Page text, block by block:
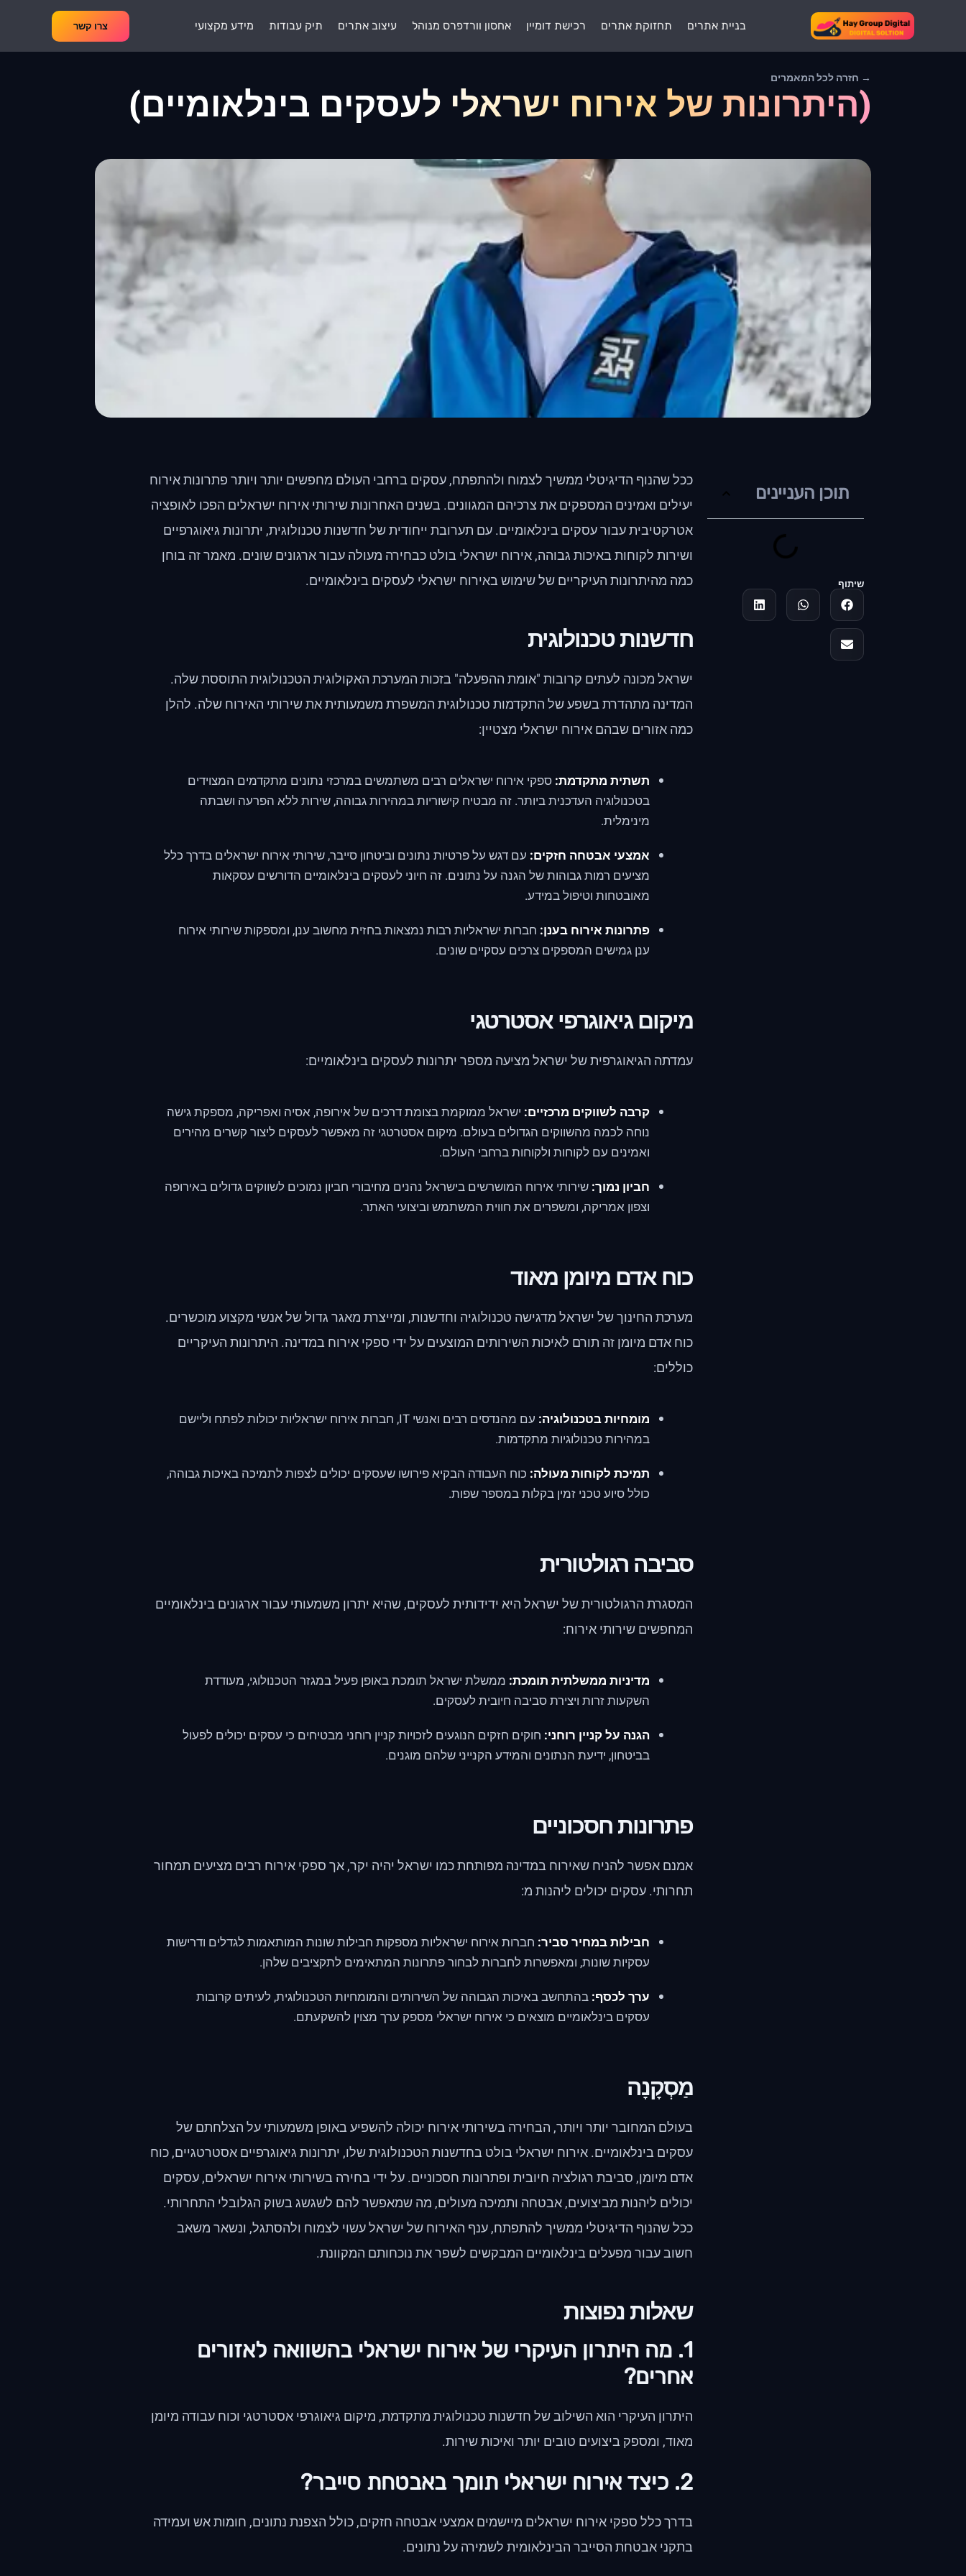
בניית אתרים תחזוקת אתרים רכישת דומיין אחסון וורדפרס מנוהל עיצוב אתרים תיק עבודות מידע מקצועי צרו קשר
→ חזרה לכל המאמרים
(היתרונות של אירוח ישראלי לעסקים בינלאומיים)
תוכן העניינים
שיתוף
ככל שהנוף הדיגיטלי ממשיך לצמוח ולהתפתח, עסקים ברחבי העולם מחפשים יותר ויותר פתרונות אירוח
יעילים ואמינים המספקים את צרכיהם המגוונים. בשנים האחרונות שירותי אירוח ישראלים הפכו לאופציה
אטרקטיבית עבור עסקים בינלאומיים. עם תערובת ייחודית של חדשנות טכנולוגית, יתרונות גיאוגרפיים
ושירות לקוחות באיכות גבוהה, אירוח ישראלי בולט כבחירה מעולה עבור ארגונים שונים. מאמר זה בוחן
כמה מהיתרונות העיקריים של שימוש באירוח ישראלי לעסקים בינלאומיים.
חדשנות טכנולוגית
ישראל מכונה לעתים קרובות "אומת ההפעלה" בזכות המערכת האקולוגית הטכנולוגית התוססת שלה.
המדינה מתהדרת בשפע של התקדמות טכנולוגית המשפרת משמעותית את שירותי האירוח שלה. להלן
כמה אזורים שבהם אירוח ישראלי מצטיין:
תשתית מתקדמת: ספקי אירוח ישראלים רבים משתמשים במרכזי נתונים מתקדמים המצוידים
בטכנולוגיה העדכנית ביותר. זה מבטיח קישוריות במהירות גבוהה, שירות ללא הפרעה ושבתה
מינימלית.
אמצעי אבטחה חזקים: עם דגש על פרטיות נתונים וביטחון סייבר, שירותי אירוח ישראלים בדרך כלל
מציעים רמות גבוהות של הגנה על נתונים. זה חיוני לעסקים בינלאומיים הדורשים עסקאות
מאובטחות וטיפול במידע.
פתרונות אירוח בענן: חברות ישראליות רבות נמצאות בחזית מחשוב ענן, ומספקות שירותי אירוח
ענן גמישים המספקים צרכים עסקיים שונים.
מיקום גיאוגרפי אסטרטגי
עמדתה הגיאוגרפית של ישראל מציעה מספר יתרונות לעסקים בינלאומיים:
קרבה לשווקים מרכזיים: ישראל ממוקמת בצומת דרכים של אירופה, אסיה ואפריקה, מספקת גישה
נוחה לכמה מהשווקים הגדולים בעולם. מיקום אסטרטגי זה מאפשר לעסקים ליצור קשרים מהירים
ואמינים עם לקוחות ולקוחות ברחבי העולם.
חביון נמוך: שירותי אירוח המושרשים בישראל נהנים מחיבורי חביון נמוכים לשווקים גדולים באירופה
וצפון אמריקה, ומשפרים את חווית המשתמש וביצועי האתר.
כוח אדם מיומן מאוד
מערכת החינוך של ישראל מדגישה טכנולוגיה וחדשנות, ומייצרת מאגר גדול של אנשי מקצוע מוכשרים.
כוח אדם מיומן זה תורם לאיכות השירותים המוצעים על ידי ספקי אירוח במדינה. היתרונות העיקריים
כוללים:
מומחיות בטכנולוגיה:
עם מהנדסים רבים ואנשי IT, חברות אירוח ישראליות יכולות לפתח וליישם
במהירות טכנולוגיות מתקדמות.
תמיכת לקוחות מעולה: כוח העבודה הבקיא פירושו שעסקים יכולים לצפות לתמיכה באיכות גבוהה,
כולל סיוע טכני זמין בקלות במספר שפות.
סביבה רגולטורית
המסגרת הרגולטורית של ישראל היא ידידותית לעסקים, שהיא יתרון משמעותי עבור ארגונים בינלאומיים
המחפשים שירותי אירוח:
מדיניות ממשלתית תומכת: ממשלת ישראל תומכת באופן פעיל במגזר הטכנולוגי, מעודדת
השקעות זרות ויצירת סביבה חיובית לעסקים.
הגנה על קניין רוחני: חוקים חזקים הנוגעים לזכויות קניין רוחני מבטיחים כי עסקים יכולים לפעול
בביטחון, ידיעת הנתונים והמידע הקנייני שלהם מוגנים.
פתרונות חסכוניים
אמנם אפשר להניח שאירוח במדינה מפותחת כמו ישראל יהיה יקר, אך ספקי אירוח רבים מציעים תמחור
תחרותי. עסקים יכולים ליהנות מ:
חבילות במחיר סביר: חברות אירוח ישראליות מספקות חבילות שונות המותאמות לגדלים ודרישות
עסקיות שונות, ומאפשרות לחברות לבחור פתרונות המתאימים לתקציבים שלהן.
ערך לכסף: בהתחשב באיכות הגבוהה של השירותים והמומחיות הטכנולוגית, לעיתים קרובות
עסקים בינלאומיים מוצאים כי אירוח ישראלי מספק ערך מצוין להשקעתם.
מַסְקָנָה
בעולם המחובר יותר ויותר, הבחירה בשירותי אירוח יכולה להשפיע באופן משמעותי על הצלחתם של
עסקים בינלאומיים. אירוח ישראלי בולט בחדשנות הטכנולוגית שלו, יתרונות גיאוגרפיים אסטרטגיים, כוח
אדם מיומן, סביבת רגולציה חיובית ופתרונות חסכוניים. על ידי בחירה בשירותי אירוח ישראלים, עסקים
יכולים ליהנות מביצועים, אבטחה ותמיכה מעולים, מה שמאפשר להם לשגשג בשוק הגלובלי התחרותי.
ככל שהנוף הדיגיטלי ממשיך להתפתח, ענף האירוח של ישראל עשוי לצמוח ולהסתגל, ונשאר משאב
חשוב עבור מפעלים בינלאומיים המבקשים לשפר את נוכחותם המקוונת.
שאלות נפוצות
1. מה היתרון העיקרי של אירוח ישראלי בהשוואה לאזורים
אחרים?
היתרון העיקרי הוא השילוב של חדשנות טכנולוגית מתקדמת, מיקום גיאוגרפי אסטרטגי וכוח עבודה מיומן
מאוד, ומספק ביצועים טובים יותר ואיכות שירות.
2. כיצד אירוח ישראלי תומך באבטחת סייבר?
בדרך כלל ספקי אירוח ישראלים מיישמים אמצעי אבטחה חזקים, כולל הצפנת נתונים, חומות אש ועמידה
בתקני אבטחת הסייבר הבינלאומית לשמירה על נתונים.